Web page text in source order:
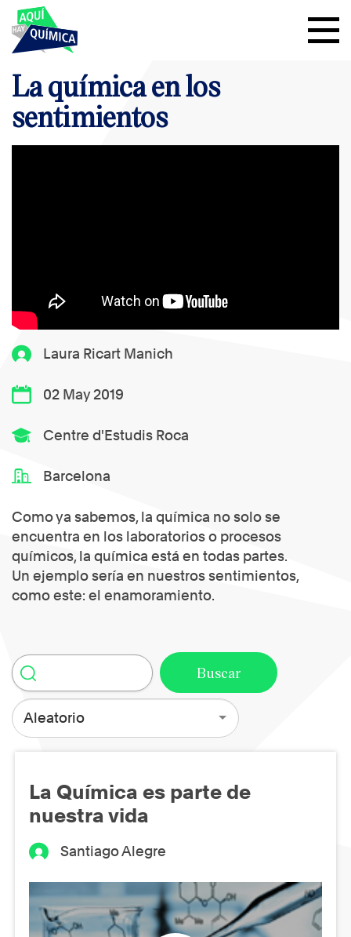
Laura Ricart Manich
02 May 2019
Centre d'Estudis Roca
Barcelona
Como ya sabemos, la química no solo se
encuentra en los laboratorios o procesos
químicos, la química está en todas partes.
Un ejemplo sería en nuestros sentimientos,
como este: el enamoramiento.
La química en los
sentimientos
Aleatorio
La Química es parte de
nuestra vida
Santiago Alegre